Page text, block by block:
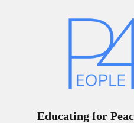
Educating for